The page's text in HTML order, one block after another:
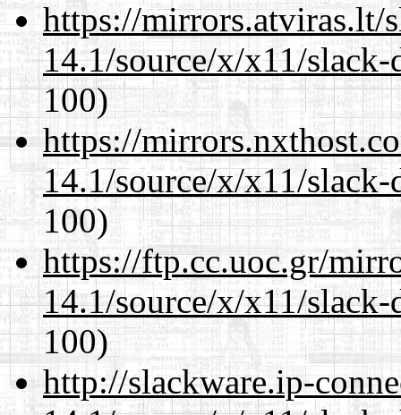
https://mirrors.atviras.lt/
14.1/source/x/x11/
100)
https://
14.1/source/x/x11/
100)
https://ftp.cc.uoc.gr/
14.1/source/x/x11/
100)
http://slackware.ip-